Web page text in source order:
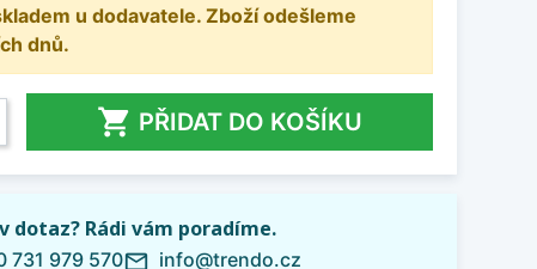
u dodavatele. Zboží odešleme
dnů.
 PŘIDAT DO KOŠÍKU
dotaz? Rádi vám poradíme.
731 979 570mail_outline info@trendo.cz